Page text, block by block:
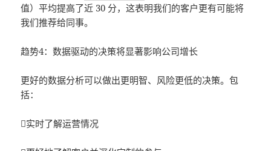
值）平均提高了近 30 分，这表明我们的客户更有可能将
我们推荐给同事。
趋势4：数据驱动的决策将显著影响公司增长
更好的数据分析可以做出更明智、风险更低的决策。包
括：
实时了解运营情况